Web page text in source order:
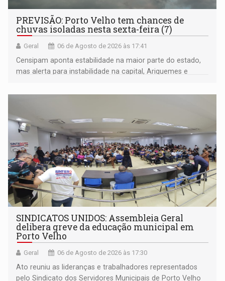
PREVISÃO: Porto Velho tem chances de
chuvas isoladas nesta sexta-feira (7)
Geral 06 de Agosto de 2026 às 17:41
Censipam aponta estabilidade na maior parte do estado,
mas alerta para instabilidade na capital, Ariquemes e
SINDICATOS UNIDOS: Assembleia Geral
delibera greve da educação municipal em
Porto Velho
Geral 06 de Agosto de 2026 às 17:30
Ato reuniu as lideranças e trabalhadores representados
pelo Sindicato dos Servidores Municipais de Porto Velho